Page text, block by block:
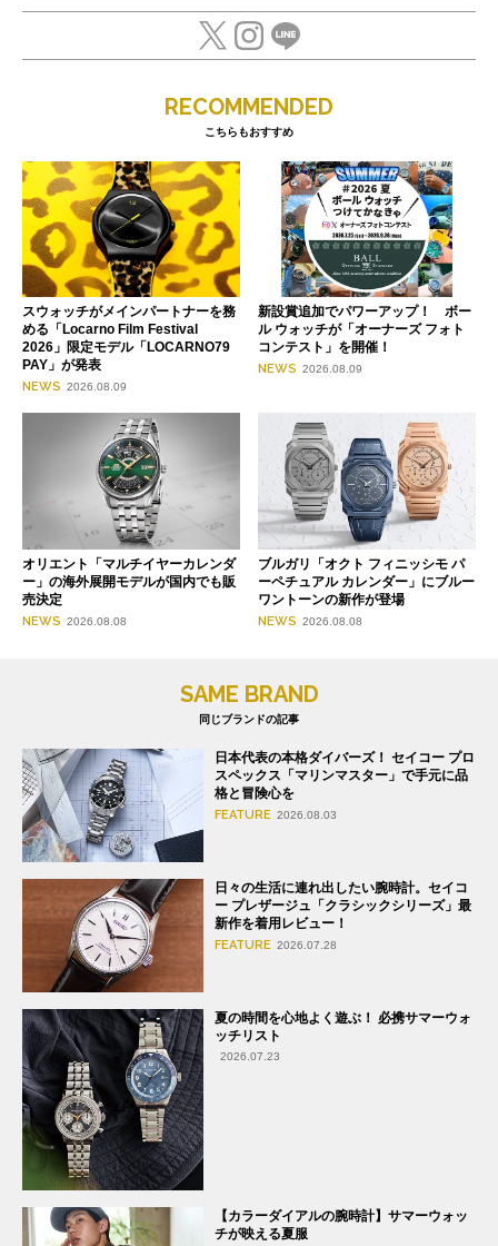
RECOMMENDED
こちらもおすすめ
スウォッチがメインパートナーを務
める「Locarno Film Festival
2026」限定モデル「LOCARNO79
PAY」が発表
NEWS 2026.08.09
新設賞追加でパワーアップ！ ボー
ル ウォッチが「オーナーズ フォト
コンテスト」を開催！
NEWS 2026.08.09
オリエント「マルチイヤーカレンダ
ー」の海外展開モデルが国内でも販
売決定
NEWS 2026.08.08
ブルガリ「オクト フィニッシモ パ
ーペチュアル カレンダー」にブルー
ワントーンの新作が登場
NEWS 2026.08.08
SAME BRAND
同じブランドの記事
日本代表の本格ダイバーズ！ セイコー プロ
スペックス「マリンマスター」で手元に品
格と冒険心を
FEATURE 2026.08.03
日々の生活に連れ出したい腕時計。セイコ
ー プレザージュ「クラシックシリーズ」最
新作を着用レビュー！
FEATURE 2026.07.28
夏の時間を心地よく遊ぶ！ 必携サマーウォ
ッチリスト
2026.07.23
【カラーダイアルの腕時計】サマーウォッ
チが映える夏服